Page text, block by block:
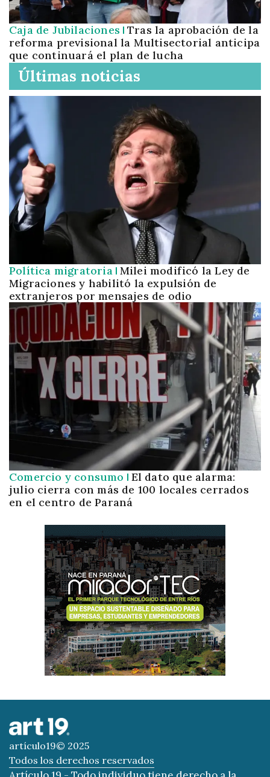
Caja de Jubilaciones Tras la aprobación de la
reforma previsional la Multisectorial anticipa
que continuará el plan de lucha
Últimas noticias
Política migratoria Milei modificó la Ley de
Migraciones y habilitó la expulsión de
extranjeros por mensajes de odio
Comercio y consumo
El dato que alarma:
julio cierra con más de 100 locales cerrados
en el centro de Paraná
artículo19© 2025
Todos los derechos reservados